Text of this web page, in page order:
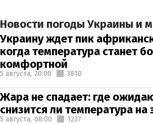
Новости погоды Украины и
Украину ждет пик
когда температура станет
комфортной
5 августа, 20:00 3810
Жара не спадает: где
снизится ли температура на
5 августа, 08:00 1237